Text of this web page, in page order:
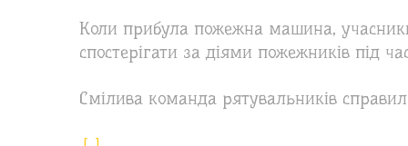
Коли прибула пожежна машина,
спостерігати за діями пожежників під
Смілива команда рятувальників